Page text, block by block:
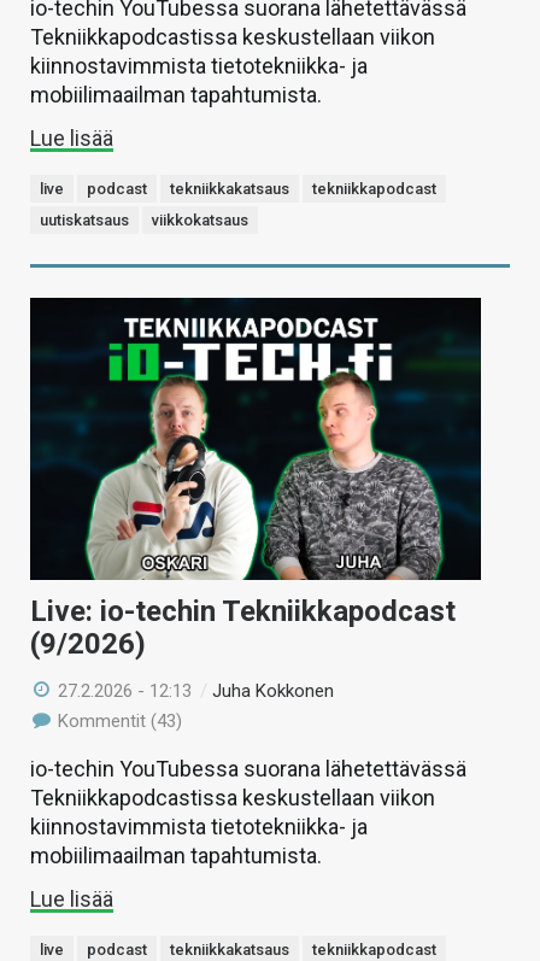
io-techin YouTubessa suorana lähetettävässä
Tekniikkapodcastissa keskustellaan viikon
kiinnostavimmista tietotekniikka- ja
mobiilimaailman tapahtumista.
Lue lisää
live podcast tekniikkakatsaus
tekniikkapodcast
uutiskatsaus
viikkokatsaus
Live: io-techin Tekniikkapodcast
(9/2026)
27.2.2026 - 12:13 /Juha Kokkonen
Kommentit (43)
io-techin YouTubessa suorana lähetettävässä
Tekniikkapodcastissa keskustellaan viikon
kiinnostavimmista tietotekniikka- ja
mobiilimaailman tapahtumista.
Lue lisää
live podcast tekniikkakatsaus
tekniikkapodcast